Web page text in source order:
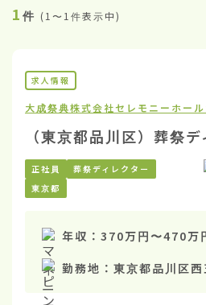
1 件 (1〜1件表示中)
求人情報
大成祭典株式会社セレモニーホー
（東京都品川区）葬祭
正社員
葬祭ディレクター
東京都
年収： 370万円〜470万
勤務地： 東京都品川区西